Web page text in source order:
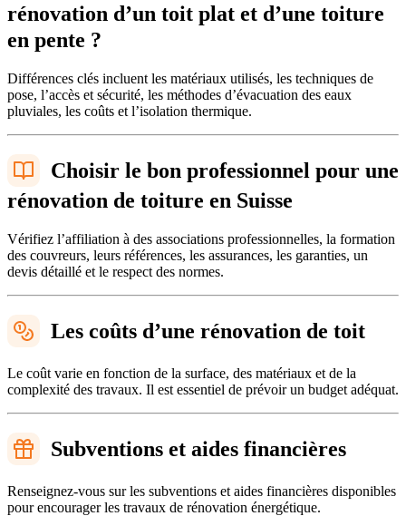
rénovation d’un toit plat et d’une toiture
en pente ?
Différences clés incluent les matériaux utilisés, les techniques de
pose, l’accès et sécurité, les méthodes d’évacuation des eaux
pluviales, les coûts et l’isolation thermique.
Choisir le bon professionnel pour une
rénovation de toiture en Suisse
Vérifiez l’affiliation à des associations professionnelles, la formation
des couvreurs, leurs références, les assurances, les garanties, un
devis détaillé et le respect des normes.
Les coûts d’une rénovation de toit
Le coût varie en fonction de la surface, des matériaux et de la
complexité des travaux. Il est essentiel de prévoir un budget adéquat.
Subventions et aides financières
Renseignez-vous sur les subventions et aides financières disponibles
pour encourager les travaux de rénovation énergétique.